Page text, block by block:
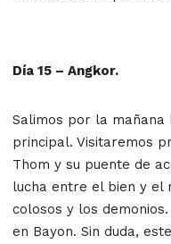
Día 15 – Angkor.
Salimos por la mañana
principal. Visitaremos
Thom y su puente de
lucha entre el bien y
colosos y los
en Bayon. Sin duda,